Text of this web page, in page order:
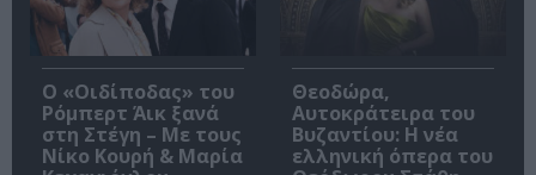
O «Οιδίποδας» του
Ρόμπερτ Άικ ξανά
στη Στέγη – Με τους
Νίκο Κουρή & Μαρία
Θεοδώρα,
Αυτοκράτειρα του
Βυζαντίου: Η νέα
ελληνική όπερα του